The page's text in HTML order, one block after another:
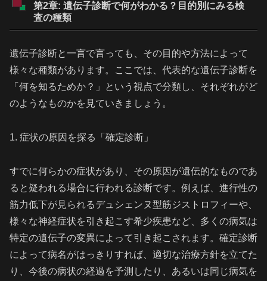
第2章: 遺伝子診断で何がわかる？目的別にみる検
査の種類
遺伝子診断と一言で言っても、その目的や方法によって
様々な種類があります。ここでは、代表的な遺伝子診断を
「何を知るためか？」という視点で分類し、それぞれがど
のようなものかを見ていきましょう。
1. 症状の原因を探る「確定診断」
すでに何らかの症状があり、その原因が遺伝的なものであ
ると疑われる場合に行われる診断です。例えば、進行性の
筋力低下が見られるデュシェンヌ型筋ジストロフィーや、
様々な神経症状を引き起こす希少疾患など、多くの病気は
特定の遺伝子の変異によって引き起こされます。確定診断
によって病名がはっきりすれば、適切な治療方針を立てた
り、今後の病状の経過を予測したり、あるいは同じ病気を